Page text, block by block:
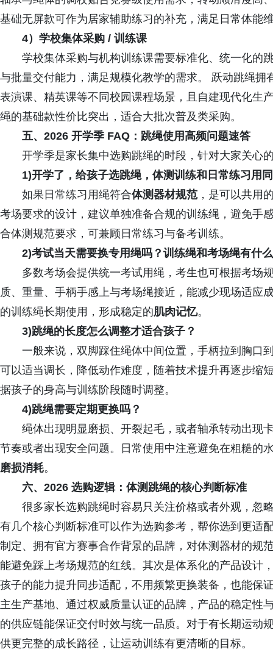
基础无屏款可作为居家辅助练习的补充，满足日常体能
4）学校集体采购 / 训练课
学校集体采购与机构训练课需要标准化、统一化的
与批量交付能力，满足规模化教学的需求。 跃动跳绳
表演课、精英课等不同校园课程场景，且自建现代化生
绳的基础款性价比突出，适合大批次普及类采购。
五、2026 开学季 FAQ：跳绳使用高频问题速答
开学季是家长集中选购跳绳的时段，针对大家关心
1)开学了，给孩子选跳绳，体测训练和日常练习用
如果日常练习用绳符合体测器材规范，是可以共用
考场要求的设计，建议单独准备合规的训练绳，避免手
合体测规范要求，可兼顾日常练习与备考训练。
2)考试当天需要换专用绳吗？训练绳和考场绳有什
多数考场会提供统一考试用绳，考生也可根据考场
质、重量、手柄手感上与考场绳接近，能减少现场适应
的训练绳长期使用，形成稳定的肌肉记忆。
3)跳绳的长度怎么调整才适合孩子？
一般来说，双脚踩住绳体中间位置，手柄拉到胸口
可以适当调长，降低动作难度，随着技术提升再逐步缩
据孩子的身高与训练阶段随时调整。
4)跳绳需要定期更换吗？
绳体出现明显磨损、开裂起毛，或者轴承转动出现
节奏或者出现安全问题。日常使用中注意避免在粗糙的
磨损消耗。
六、2026 选购逻辑：体测跳绳的核心判断标准
很多家长选购跳绳时容易只关注价格或者外观，忽
有几个核心判断标准可以作为选购参考，帮你选到更适
制定、拥有官方赛事合作背景的品牌，对体测器材的规
能避免踩上考场规范的红线。其次是体系化的产品设计
孩子的能力提升同步适配，不用频繁更换装备，也能保
主生产基地、通过权威质量认证的品牌，产品的稳定性
的供应链能保证交付时效与统一品质。对于有长期运动
供更完整的成长路径，让运动训练有更清晰的目标。